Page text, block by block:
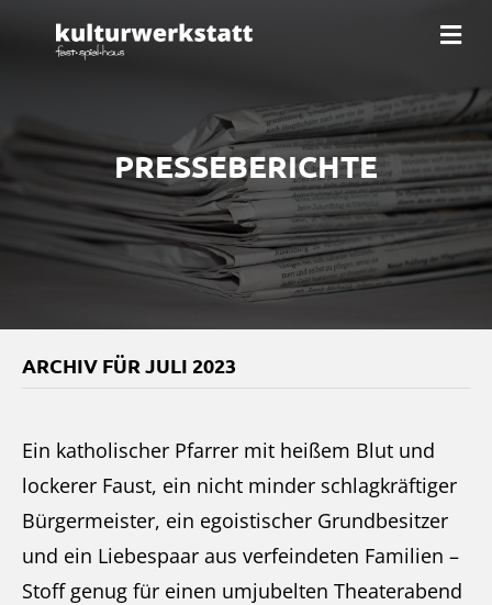
PRESSEBERICHTE
ARCHIV FÜR JULI 2023
Ein katholischer Pfarrer mit heißem Blut und
lockerer Faust, ein nicht minder schlagkräftiger
Bürgermeister, ein egoistischer Grundbesitzer
und ein Liebespaar aus verfeindeten Familien –
Stoff genug für einen umjubelten Theaterabend